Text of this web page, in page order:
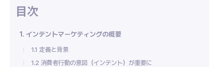
1. インテントマーケティングの概要
1.1 定義と背景
1.2 消費者行動の意図（インテント）が重要に